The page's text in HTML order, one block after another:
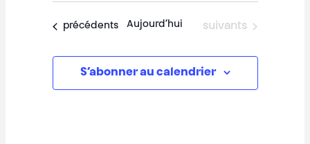
Évènements
précédents Aujourd’hui Évènements
suivants
S’abonner au calendrier